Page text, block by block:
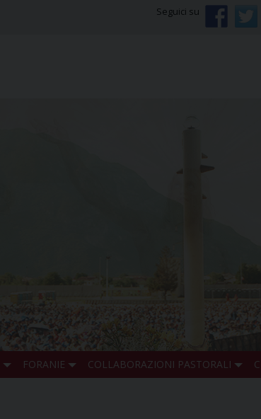
Seguici su
FORANIE COLLABORAZIONI PASTORALI